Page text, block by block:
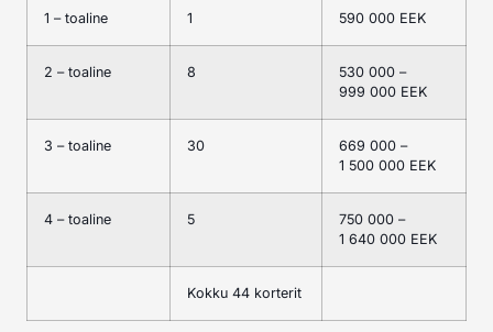
1 – toaline 1 590 000 EEK
2 – toaline 8
530 000 –
999 000 EEK
3 – toaline 30
669 000 –
1 500 000 EEK
4 – toaline 5
750 000 –
1 640 000 EEK
Kokku 44 korterit